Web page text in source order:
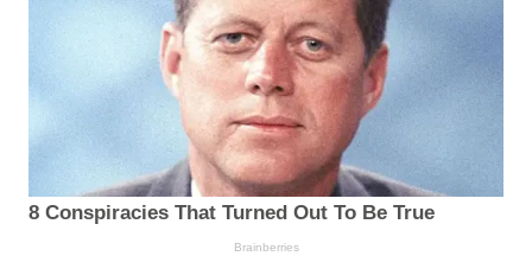
8 Conspiracies That Turned Out To Be True
Brainberries